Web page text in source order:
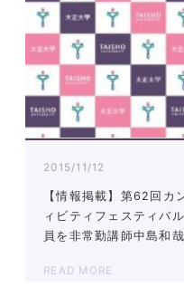
2015/11/12
【情報掲載】第62回カ
ィビティフェスティバ
員を非常勤講師中島和
READ MORE